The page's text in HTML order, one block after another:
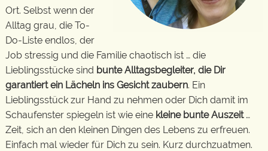
Ort. Selbst wenn der
Alltag grau, die To-
Do-Liste endlos, der
Job stressig und die Familie chaotisch ist … die
Lieblingsstücke sind bunte Alltagsbegleiter, die Dir
garantiert ein Lächeln ins Gesicht zaubern. Ein
Lieblingsstück zur Hand zu nehmen oder Dich damit im
Schaufenster spiegeln ist wie eine kleine bunte Auszeit…
Zeit, sich an den kleinen Dingen des Lebens zu erfreuen.
Einfach mal wieder für Dich zu sein. Kurz durchzuatmen.